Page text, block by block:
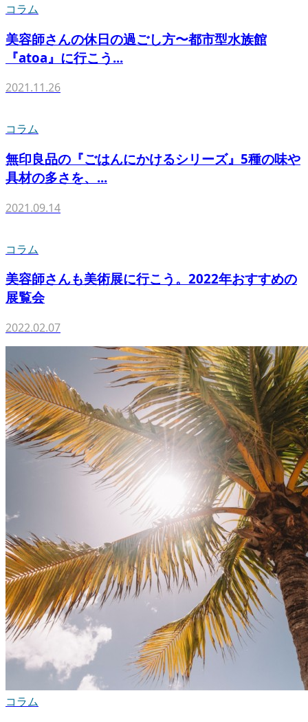
コラム
美容師さんの休日の過ごし方〜都市型水族館
『atoa』に行こう...
2021.11.26
コラム
無印良品の『ごはんにかけるシリーズ』5種の味や
具材の多さを、...
2021.09.14
コラム
美容師さんも美術展に行こう。2022年おすすめの
展覧会
2022.02.07
コラム